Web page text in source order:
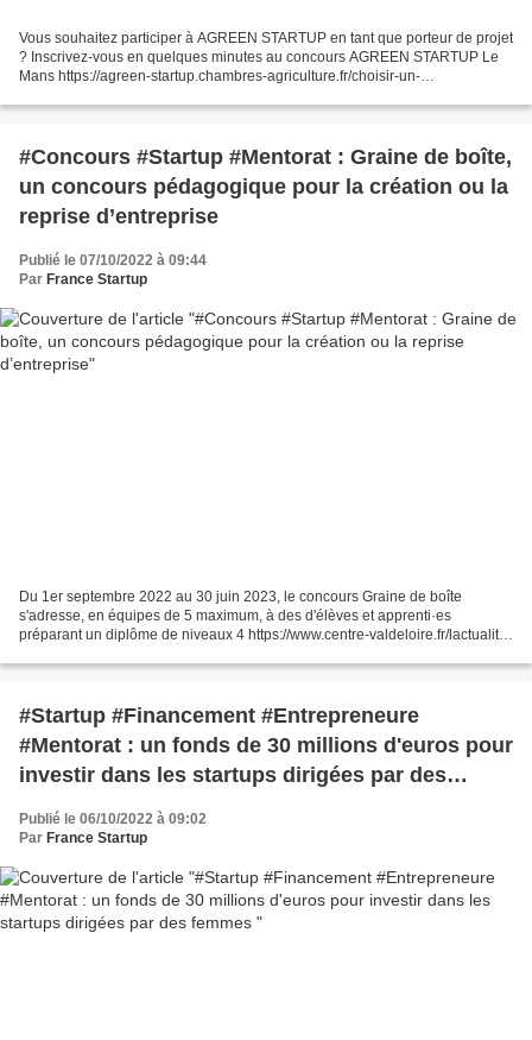
Vous souhaitez participer à AGREEN STARTUP en tant que porteur de projet
? Inscrivez-vous en quelques minutes au concours AGREEN STARTUP Le
Mans https://agreen-startup.chambres-agriculture.fr/choisir-un-
#Concours #Startup #Mentorat : Graine de boîte,
un concours pédagogique pour la création ou la
reprise d’entreprise
Publié le 07/10/2022 à 09:44
Par France Startup
Du 1er septembre 2022 au 30 juin 2023, le concours Graine de boîte
s'adresse, en équipes de 5 maximum, à des d'élèves et apprenti·es
préparant un diplôme de niveaux 4 https://www.centre-valdeloire.fr/lactualite-
#Startup #Financement #Entrepreneure
#Mentorat : un fonds de 30 millions d'euros pour
investir dans les startups dirigées par des
femmes
Publié le 06/10/2022 à 09:02
Par France Startup